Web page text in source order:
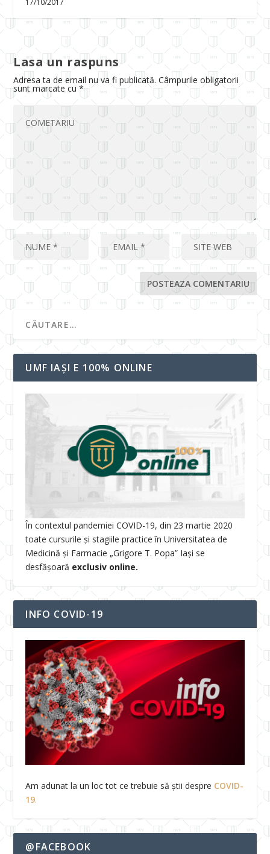
17/10/2017
Lasa un raspuns
Adresa ta de email nu va fi publicată. Câmpurile obligatorii
sunt marcate cu*
UMF IAȘI E 100% ONLINE
În contextul pandemiei COVID-19, din 23 martie 2020
toate cursurile și stagiile practice în Universitatea de
Medicină și Farmacie „Grigore T. Popa” Iași se
desfășoară exclusiv online.
INFO COVID-19
Am adunat la un loc tot ce trebuie să știi despre COVID-
19.
@FACEBOOK